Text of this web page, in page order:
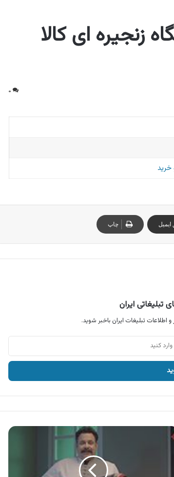
زنجیره ای کالا
۰
خرید
چاپ
تبلیغاتی ایران
اطلاعات تبلیغات ایران باخبر شوید.